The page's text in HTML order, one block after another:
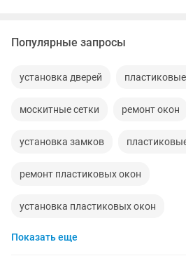
Популярные запросы
установка дверей
москитные сетки ремонт окон
установка замков
ремонт пластиковых окон
установка пластиковых окон
установка межкомнатных дверей
Показать еще